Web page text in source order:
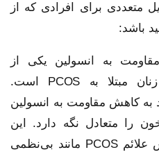
متعددی برای افرادی که از
باشد:
به انسولین یکی از
مشکلات رایج در بین زنان مبتلا به PCOS است.
به کاهش مقاومت به انسولین
را متعادل نگه دارد. این
موضوع می‌تواند به کاهش علائم PCOS مانند بی‌نظمی